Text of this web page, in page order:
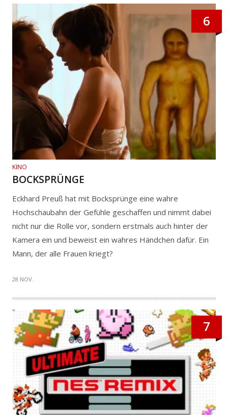
6
KINO
BOCKSPRÜNGE
Eckhard Preuß hat mit Bocksprünge eine wahre
Hochschaubahn der Gefühle geschaffen und nimmt dabei
nicht nur die Rolle vor, sondern erstmals auch hinter der
Kamera ein und beweist ein wahres Händchen dafür. Ein
Mann, der alle Frauen kriegt?
28 NOV.
7